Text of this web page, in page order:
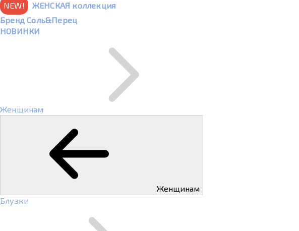
NEW!
ЖЕНСКАЯ коллекция
Бренд Соль&Перец
НОВИНКИ
Женщинам
Женщинам
Блузки